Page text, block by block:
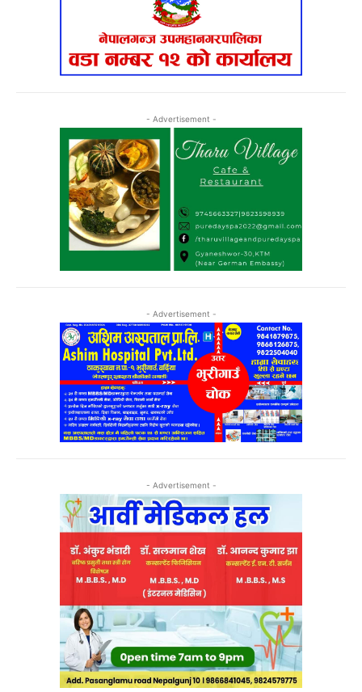
- Advertisement -
- Advertisement -
- Advertisement -